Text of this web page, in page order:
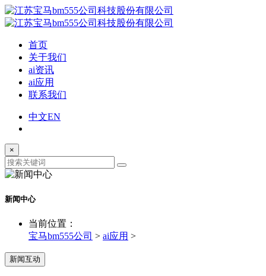
首页
关于我们
ai资讯
ai应用
联系我们
中文EN
×
新闻中心
当前位置：
宝马bm555公司 > ai应用 >
新闻互动